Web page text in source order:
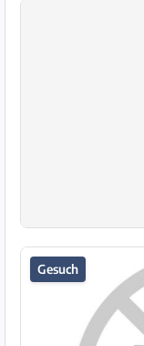
Gesuch